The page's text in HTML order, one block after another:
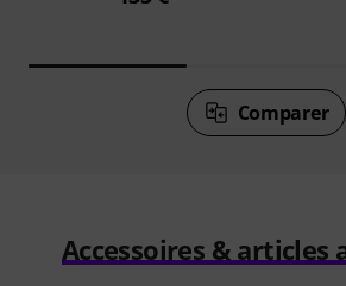
Comparer
Accessoires & articles